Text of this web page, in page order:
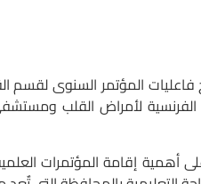
المؤتمر السنوى لقسم
الفرنسية لأمراض القلب
إقامة المؤتمرات